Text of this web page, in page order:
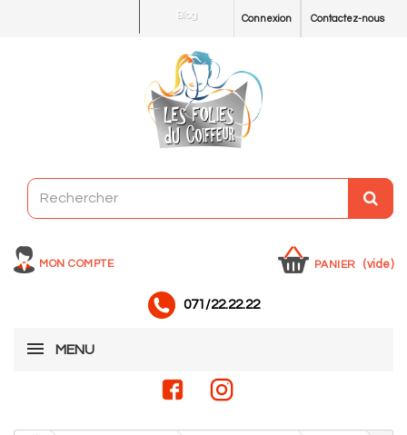
Contactez-nous
Connexion
Blog
MON COMPTE PANIER (vide)
071/22.22.22
MENU